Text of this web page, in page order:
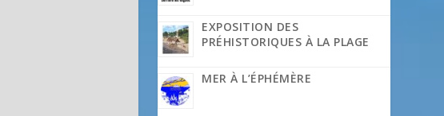
EXPOSITION DES
PRÉHISTORIQUES À LA PLAGE
MER À L’ÉPHÉMÈRE